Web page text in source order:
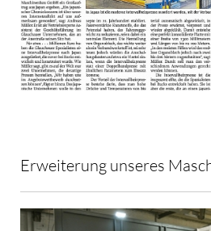
Erweiterung unseres